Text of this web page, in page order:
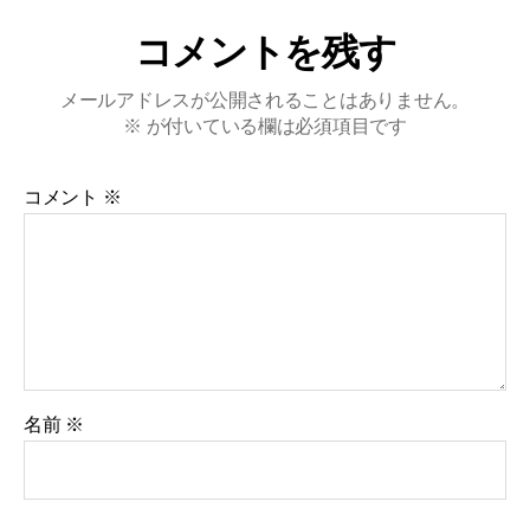
コメントを残す
メールアドレスが公開されることはありません。
※ が付いている欄は必須項目です
コメント ※
名前 ※